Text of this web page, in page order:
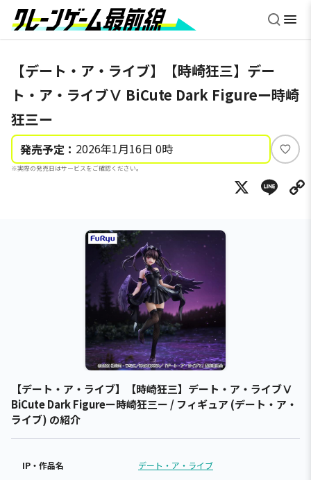
【デート・ア・ライブ】【時崎狂三】デー
ト・ア・ライブⅤ BiCute Dark Figureー時崎
狂三ー
発売予定： 2026年1月16日 0時
※実際の発売日はサービスをご確認ください。
い
ね
X
【デート・ア・ライブ】【時崎狂三】デート・ア・ライブⅤ
BiCute Dark Figureー時崎狂三ー / フィギュア (デート・ア・
ライブ) の紹介
IP・作品名 デート・ア・ライブ